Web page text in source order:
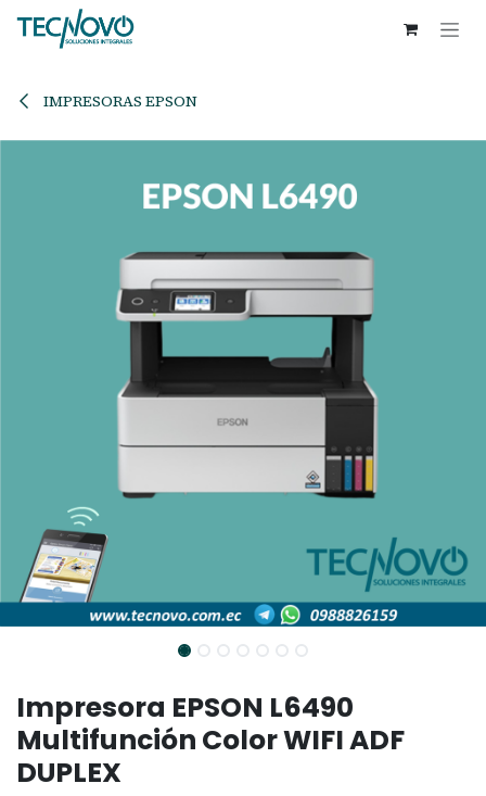
Ir al contenido
IMPRESORAS EPSON
Impresora EPSON L6490
Multifunción Color WIFI ADF
DUPLEX